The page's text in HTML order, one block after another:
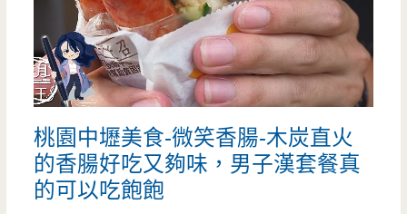
色
老
厝，
袋
裝
泰
桃園中壢美食-微笑香腸-木炭直火
的香腸好吃又夠味，男子漢套餐真
的可以吃飽飽